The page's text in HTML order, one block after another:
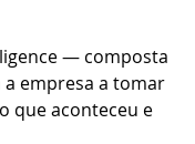
— composta
empresa a tomar
que aconteceu e